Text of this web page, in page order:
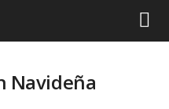
Navideña